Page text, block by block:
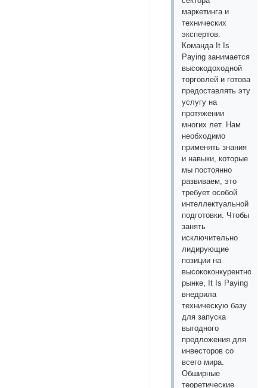
маркетинга и
технических
экспертов.
Команда It Is
Paying занимается
высокодоходной
торговлей и готова
предоставлять эту
услугу на
протяжении
многих лет. Нам
необходимо
применять знания
и навыки, которые
мы постоянно
развиваем, это
требует особой
интеллектуальной
подготовки. Чтобы
занять
исключительно
лидирующие
позиции на
высококонкурентном
рынке, It Is Paying
внедрила
техническую базу
для запуска
выгодного
предложения для
инвесторов со
всего мира.
Обширные
теоретические